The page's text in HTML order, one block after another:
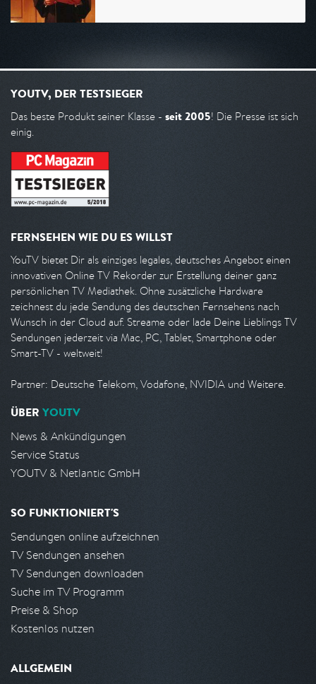
YOUTV, DER TESTSIEGER
Das beste Produkt seiner Klasse - seit 2005! Die Presse ist sich
einig.
FERNSEHEN WIE DU ES WILLST
YouTV bietet Dir als einziges legales, deutsches Angebot einen
innovativen Online TV Rekorder zur Erstellung deiner ganz
persönlichen TV Mediathek. Ohne zusätzliche Hardware
zeichnest du jede Sendung des deutschen Fernsehens nach
Wunsch in der Cloud auf. Streame oder lade Deine Lieblings TV
Sendungen jederzeit via Mac, PC, Tablet, Smartphone oder
Smart-TV - weltweit!
Partner: Deutsche Telekom, Vodafone, NVIDIA und Weitere.
ÜBER YOUTV
News & Ankündigungen
Service Status
YOUTV & Netlantic GmbH
SO FUNKTIONIERT'S
Sendungen online aufzeichnen
TV Sendungen ansehen
TV Sendungen downloaden
Suche im TV Programm
Preise & Shop
Kostenlos nutzen
ALLGEMEIN